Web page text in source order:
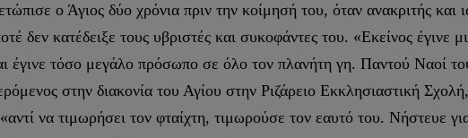
ο Άγιος δύο χρόνια πριν την κοίμησή του, όταν ανακριτής και
δεν κατέδειξε τους υβριστές και συκοφάντες του. «Εκείνος έγινε
έγινε τόσο μεγάλο πρόσωπο σε όλο τον πλανήτη γη. Παντού Ναοί
στην διακονία του Αγίου στην Ριζάρειο Εκκλησιαστική
να τιμωρήσει τον φταίχτη, τιμωρούσε τον εαυτό του. Νήστευε